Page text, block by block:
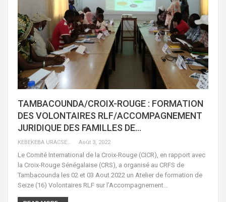
TAMBACOUNDA/CROIX-ROUGE : FORMATION
DES VOLONTAIRES RLF/ACCOMPAGNEMENT
JURIDIQUE DES FAMILLES DE…
KEBEKEBA URACSENEGAL / RADIO GADECBEETAWE FM Août 3, 2022
Le Comité International de la Croix-Rouge (CICR), en rapport avec
la Croix-Rouge Sénégalaise (CRS), a organisé au CRFS de
Tambacounda les 02 et 03 Aout 2022 un Atelier de formation de
Seize (16) Volontaires RLF sur l’Accompagnement…